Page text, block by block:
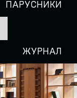
ПАРУСНИКИ
ЖУРНАЛ